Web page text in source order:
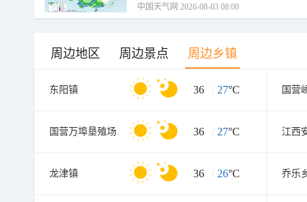
中国天气网 2026-08-03 08:00
周边地区 周边景点 周边乡镇
东阳镇 36 / 27°C 国营
国营万埠垦殖场 36 / 27°C 江西
龙津镇 36 / 26°C 乔乐